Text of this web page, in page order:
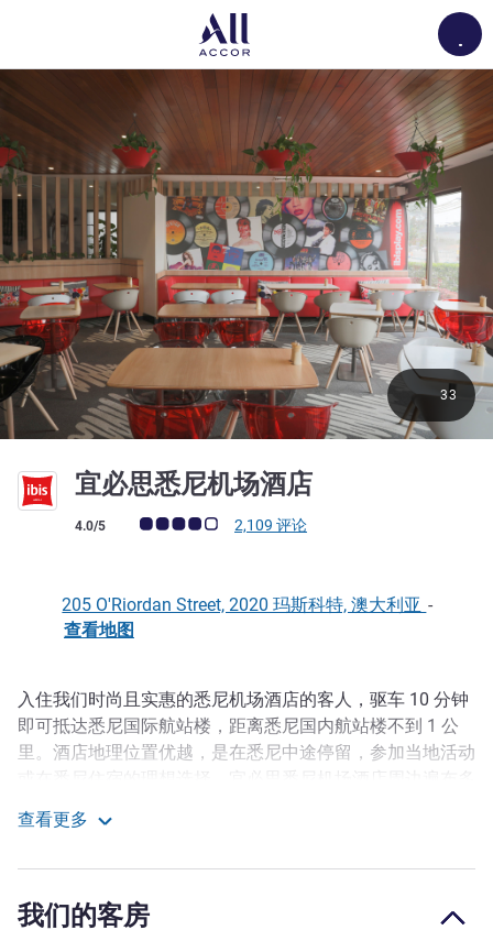
宜必思悉尼机场酒店
客户意见评级 (ALL 评级)
4.0/5 2,109 评论
33
205 O'Riordan Street, 2020 玛斯科特, 澳大利亚 -
查看地图
描述
入住我们时尚且实惠的悉尼机场酒店的客人，驱车 10 分钟
即可抵达悉尼国际航站楼，距离悉尼国内航站楼不到 1 公
里。酒店地理位置优越，是在悉尼中途停留，参加当地活动
商务区，乘火车片刻即可抵达商务区，乘汽车只需 15 分
宜必思悉尼机场酒店的客房拥有宁静的氛围和新鲜的空气，
查看更多
我们的客房